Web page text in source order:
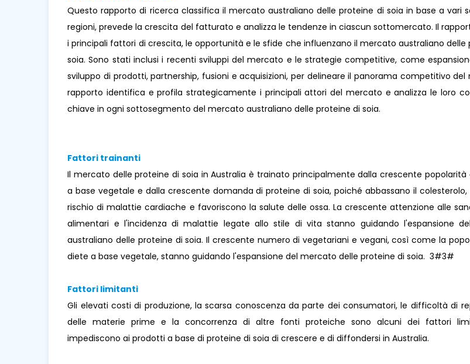
Questo rapporto di ricerca classifica il mercato australiano delle proteine ​​di soia in base a vari
regioni, prevede la crescita del fatturato e analizza le tendenze in ciascun sottomercato. Il
i principali fattori di crescita, le opportunità e le sfide che influenzano il mercato australiano delle
soia. Sono stati inclusi i recenti sviluppi del mercato e le strategie competitive, come
sviluppo di prodotti, partnership, fusioni e acquisizioni, per delineare il panorama competitivo del
rapporto identifica e profila strategicamente i principali attori del mercato e analizza le loro
chiave in ogni sottosegmento del mercato australiano delle proteine ​​di soia.
Fattori trainanti
Il mercato delle proteine ​​di soia in Australia è trainato principalmente dalla crescente popolarità
a base vegetale e dalla crescente domanda di proteine ​​di soia, poiché abbassano il colesterolo,
rischio di malattie cardiache e favoriscono la salute delle ossa. La crescente attenzione alle
alimentari e l'incidenza di malattie legate allo stile di vita stanno guidando l'espansione
australiano delle proteine ​​di soia. Il crescente numero di vegetariani e vegani, così come la
diete a base vegetale, stanno guidando l'espansione del mercato delle proteine ​​di soia. 3#3#
Fattori limitanti
Gli elevati costi di produzione, la scarsa conoscenza da parte dei consumatori, le difficoltà di
delle materie prime e la concorrenza di altre fonti proteiche sono alcuni dei fattori
impediscono ai prodotti a base di proteine ​​di soia di crescere e di diffondersi in Australia.